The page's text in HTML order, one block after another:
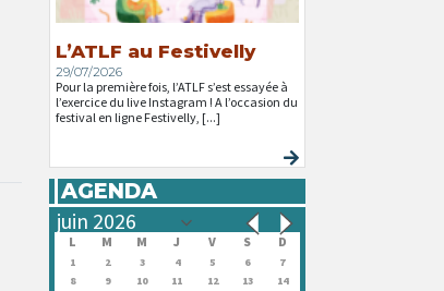
L’ATLF au Festivelly
29/07/2026
Pour la première fois, l’ATLF s’est essayée à
l’exercice du live Instagram ! A l’occasion du
festival en ligne Festivelly, [...]
AGENDA
L M M J V S D
1 2 3 4 5 6
7
8
9 10 11 12 13
14